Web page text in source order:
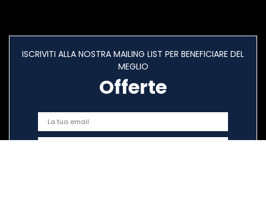
ISCRIVITI ALLA NOSTRA MAILING LIST PER BENEFICIARE DEL
MEGLIO
Offerte